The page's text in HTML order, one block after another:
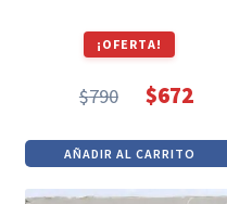
¡OFERTA!
$790
precio
original
era:
$672
precio
actual
es:
AÑADIR AL CARRITO